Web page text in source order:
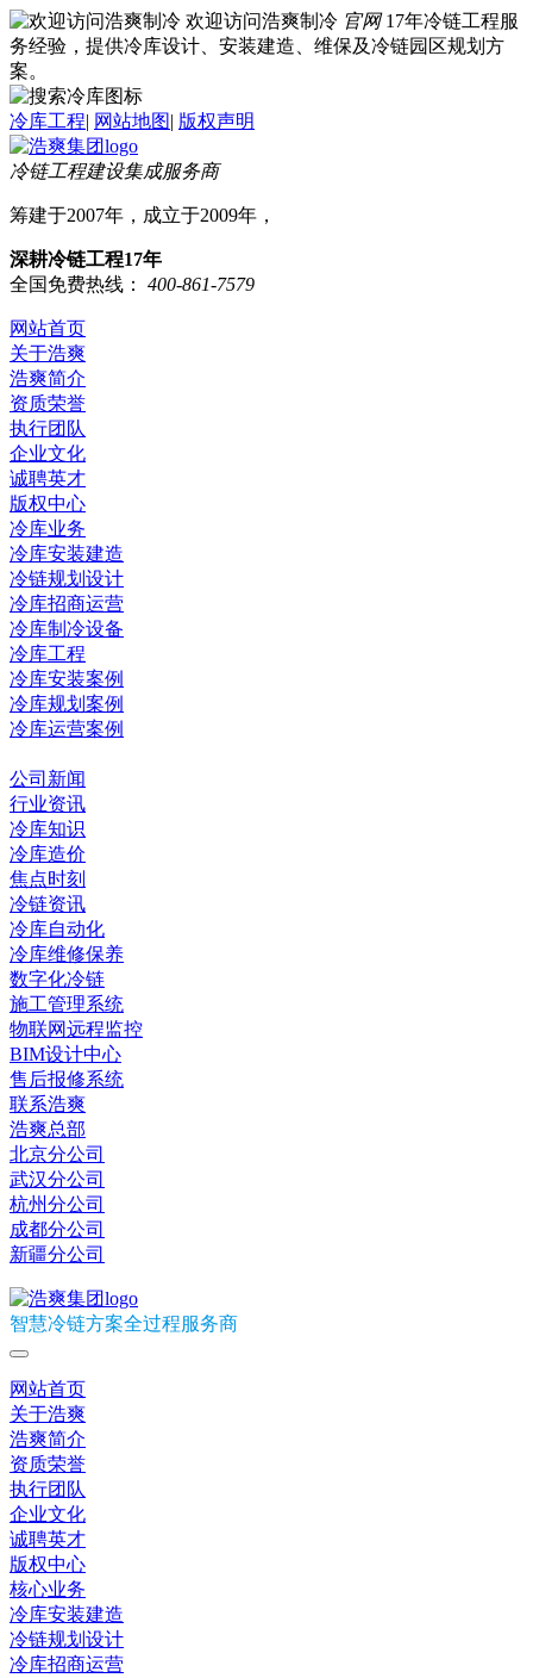
欢迎访问浩爽制冷 官网 17年冷链工程服
务经验，提供冷库设计、安装建造、维保及冷链园区规划方
案。
冷库工程| 网站地图| 版权声明
冷链工程建设集成服务商
筹建于2007年，成立于2009年，
深耕冷链工程17年
全国免费热线：
400-861-7579
网站首页
关于浩爽
浩爽简介
资质荣誉
执行团队
企业文化
诚聘英才
版权中心
冷库业务
冷库安装建造
冷链规划设计
冷库招商运营
冷库制冷设备
冷库工程
冷库安装案例
冷库规划案例
冷库运营案例
公司新闻
行业资讯
冷库知识
冷库造价
焦点时刻
冷链资讯
冷库自动化
冷库维修保养
数字化冷链
施工管理系统
物联网远程监控
BIM设计中心
售后报修系统
联系浩爽
浩爽总部
北京分公司
武汉分公司
杭州分公司
成都分公司
新疆分公司
智慧冷链方案全过程服务商
网站首页
关于浩爽
浩爽简介
资质荣誉
执行团队
企业文化
诚聘英才
版权中心
核心业务
冷库安装建造
冷链规划设计
冷库招商运营